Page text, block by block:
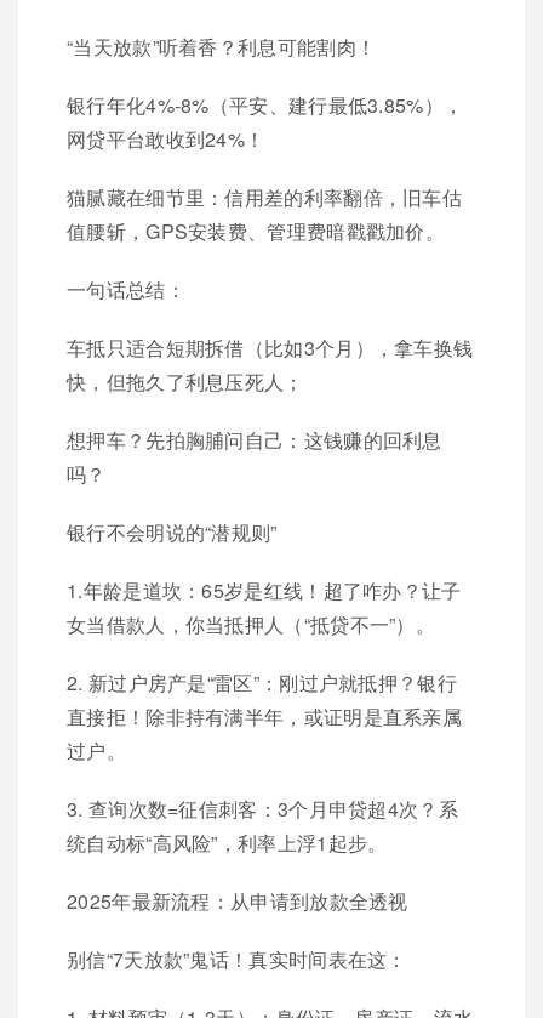
“当天放款”听着香？利息可能割肉！
银行年化4%-8%（平安、建行最低3.85%），
网贷平台敢收到24%！
猫腻藏在细节里：信用差的利率翻倍，旧车估
值腰斩，GPS安装费、管理费暗戳戳加价。
一句话总结：
车抵只适合短期拆借（比如3个月），拿车换钱
快，但拖久了利息压死人；
想押车？先拍胸脯问自己：这钱赚的回利息
吗？
银行不会明说的“潜规则”
1.年龄是道坎：65岁是红线！超了咋办？让子
女当借款人，你当抵押人（“抵贷不一”）。
2. 新过户房产是“雷区”：刚过户就抵押？银行
直接拒！除非持有满半年，或证明是直系亲属
过户。
3. 查询次数=征信刺客：3个月申贷超4次？系
统自动标“高风险”，利率上浮1起步。
2025年最新流程：从申请到放款全透视
别信“7天放款”鬼话！真实时间表在这：